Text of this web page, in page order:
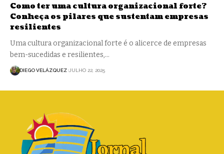
Como ter uma cultura organizacional forte?
Conheça os pilares que sustentam empresas
resilientes
Uma cultura organizacional forte é o alicerce de empresas
bem-sucedidas e resilientes,…
DIEGO VELÁZQUEZ JULHO 22, 2025